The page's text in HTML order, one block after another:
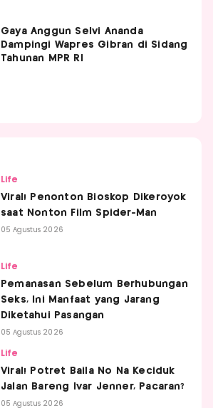
Gaya Anggun Selvi Ananda
Dampingi Wapres Gibran di Sidang
Tahunan MPR RI
Life
Viral! Penonton Bioskop Dikeroyok
saat Nonton Film Spider-Man
05 Agustus 2026
Life
Pemanasan Sebelum Berhubungan
Seks, Ini Manfaat yang Jarang
Diketahui Pasangan
05 Agustus 2026
Life
Viral! Potret Baila No Na Keciduk
Jalan Bareng Ivar Jenner, Pacaran?
05 Agustus 2026